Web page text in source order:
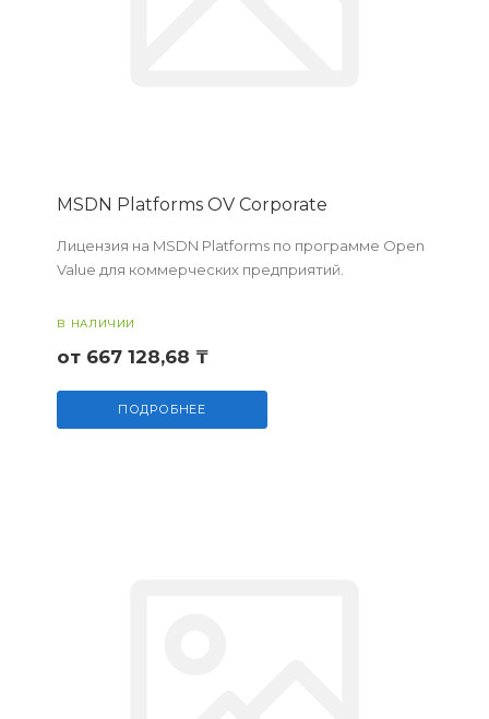
MSDN Platforms OV Corporate
Лицензия на MSDN Platforms по программе Open
Value для коммерческих предприятий.
В НАЛИЧИИ
от 667 128,68 ₸
ПОДРОБНЕЕ